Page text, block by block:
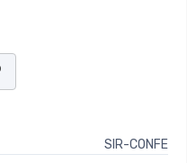
SIR-CONFE